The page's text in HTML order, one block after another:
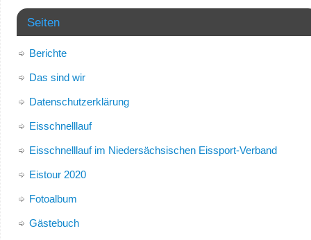
Seiten
Berichte
Das sind wir
Datenschutzerklärung
Eisschnelllauf
Eisschnelllauf im Niedersächsischen Eissport-Verband
Eistour 2020
Fotoalbum
Gästebuch